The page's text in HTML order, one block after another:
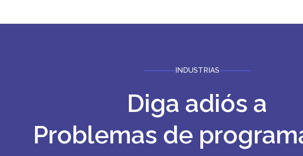
INDUSTRIAS
Diga adiós a
Problemas de